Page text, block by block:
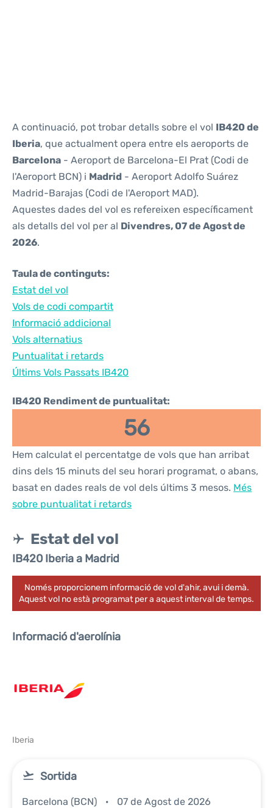
A continuació, pot trobar detalls sobre el vol IB420 de
Iberia, que actualment opera entre els aeroports de
Barcelona - Aeroport de Barcelona-El Prat (Codi de
l'Aeroport BCN) i Madrid - Aeroport Adolfo Suárez
Madrid-Barajas (Codi de l'Aeroport MAD).
Aquestes dades del vol es refereixen específicament
als detalls del vol per al Divendres, 07 de Agost de
2026.
Taula de continguts:
Estat del vol
Vols de codi compartit
Informació addicional
Vols alternatius
Puntualitat i retards
Últims Vols Passats IB420
IB420 Rendiment de puntualitat:
56
Hem calculat el percentatge de vols que han arribat
dins dels 15 minuts del seu horari programat, o abans,
basat en dades reals de vol dels últims 3 mesos. Més
sobre puntualitat i retards
Estat del vol
IB420 Iberia a Madrid
Només proporcionem informació de vol d'ahir, avui i demà.
Aquest vol no està programat per a aquest interval de temps.
Informació d'aerolínia
Iberia
Sortida
Barcelona (BCN) 07 de Agost de 2026